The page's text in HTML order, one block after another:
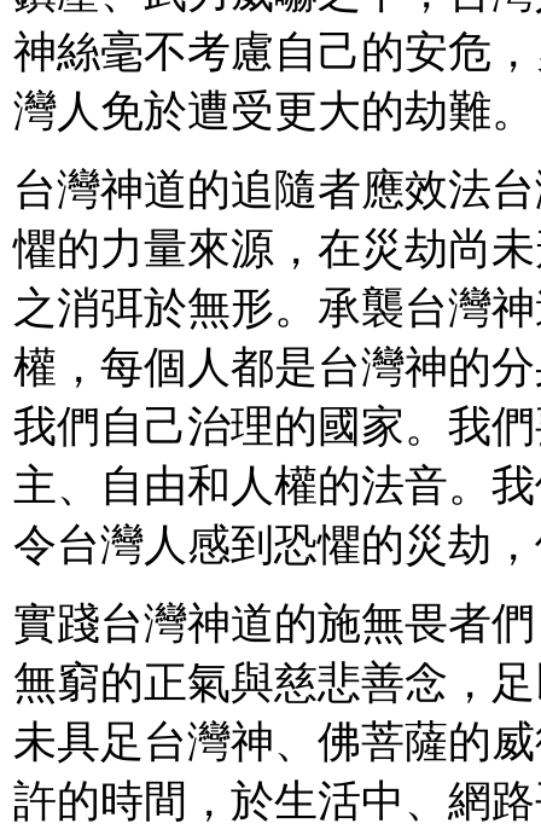
神絲毫不考慮自己的安危
灣人免於遭受更大的劫難。
台灣神道的追隨者應效法
懼的力量來源，在災劫尚
之消弭於無形。承襲台灣
權，每個人都是台灣神的
我們自己治理的國家。我
主、自由和人權的法音。
令台灣人感到恐懼的災劫
實踐台灣神道的施無畏者
無窮的正氣與慈悲善念，
未具足台灣神、佛菩薩的
許的時間，於生活中、網